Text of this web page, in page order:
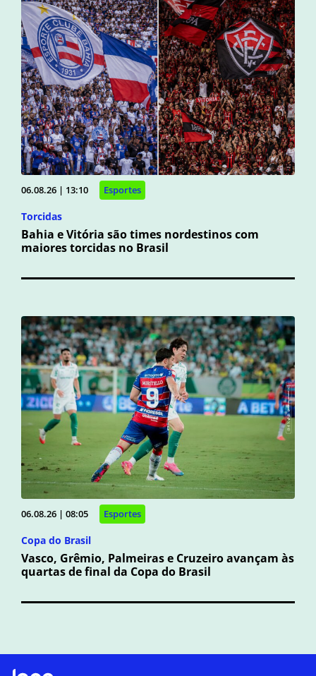
06.08.26 | 13:10 Esportes
Torcidas
Bahia e Vitória são times nordestinos com
maiores torcidas no Brasil
06.08.26 | 08:05 Esportes
Copa do Brasil
Vasco, Grêmio, Palmeiras e Cruzeiro avançam às
quartas de final da Copa do Brasil